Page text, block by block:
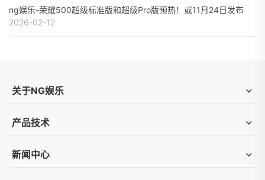
ng娱乐-荣耀500超级标准版和超级Pro版预热！或11月24日发布
2026-02-12
关于NG娱乐
产品技术
新闻中心